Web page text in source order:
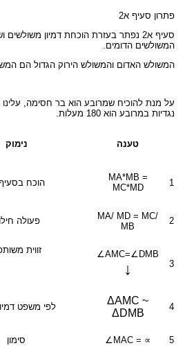
פתרון סעיף א2
סעיף א2 נפתר בעזרת הוכחת דמיון משולשים
המשולשים הדומים.
המשולש האדום והמשולש הירוק הגדול הם
על מנת להוכיח שמרובע הוא בר חסימה, עלינו
נגדיות במרובע הוא 180 מעלות.
טענה נימוק
1
MA*MB =
MC*MD
הוכח
2
MA/ MD = MC/
MB
פעולה
3
∠AMC=∠DMB
↓
זווית
4
ΔAMC ~
ΔDMB
לפי משפט
5
∠MAC = ∝ סימון